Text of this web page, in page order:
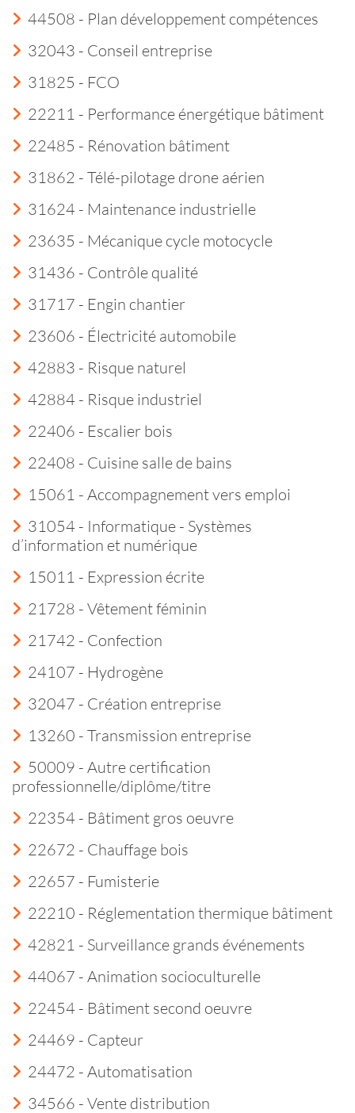
44508 - Plan développement compétences
32043 - Conseil entreprise
31825 - FCO
22211 - Performance énergétique bâtiment
22485 - Rénovation bâtiment
31862 - Télé-pilotage drone aérien
31624 - Maintenance industrielle
23635 - Mécanique cycle motocycle
31436 - Contrôle qualité
31717 - Engin chantier
23606 - Électricité automobile
42883 - Risque naturel
42884 - Risque industriel
22406 - Escalier bois
22408 - Cuisine salle de bains
15061 - Accompagnement vers emploi
31054 - Informatique - Systèmes
d’information et numérique
15011 - Expression écrite
21728 - Vêtement féminin
21742 - Confection
24107 - Hydrogène
32047 - Création entreprise
13260 - Transmission entreprise
50009 - Autre certification
professionnelle/diplôme/titre
22354 - Bâtiment gros oeuvre
22672 - Chauffage bois
22657 - Fumisterie
22210 - Réglementation thermique bâtiment
42821 - Surveillance grands événements
44067 - Animation socioculturelle
22454 - Bâtiment second oeuvre
24469 - Capteur
24472 - Automatisation
34566 - Vente distribution